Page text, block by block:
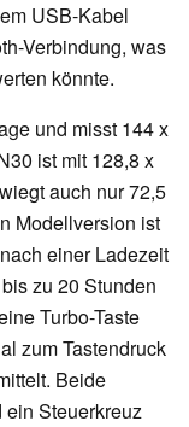
USB-Kabel
Verbindung, was
könnte.
und misst 144 x
ist mit 128,8 x
auch nur 72,5
Modellversion ist
einer Ladezeit
zu 20 Stunden
Turbo-Taste
zum Tastendruck
Beide
Steuerkreuz